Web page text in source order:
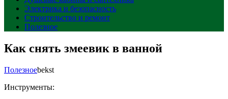
Электрика и безопасность
Строительство и ремонт
Полезное
Как снять змеевик в ванной
Полезноеbekst
Инструменты: